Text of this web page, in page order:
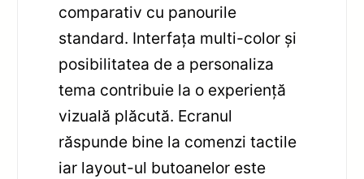
comparativ cu panourile
standard. Interfața multi-color și
posibilitatea de a personaliza
tema contribuie la o experiență
vizuală plăcută. Ecranul
răspunde bine la comenzi tactile
iar layout-ul butoanelor este